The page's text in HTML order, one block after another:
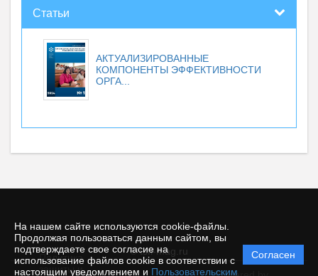
На нашем сайте используются cookie-файлы.
Продолжая пользоваться данным сайтом, вы
подтверждаете свое согласие на
использование файлов cookie в соответствии с
настоящим уведомлением и Пользовательским
Согласен
Статьи
АКТУАЛИЗИРОВАННЫЕ
КОМПОНЕНТЫ ЭФФЕКТИВНОСТИ
ОРГА...
© tsfi-mag.ru
Политика
защиты и